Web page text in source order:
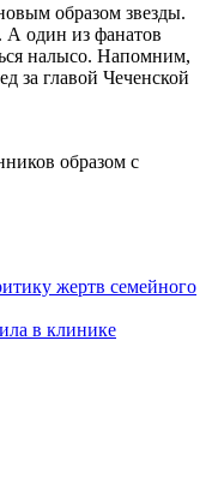
образом звезды.
один из фанатов
налысо. Напомним,
за главой Чеченской
жертв семейного
в клинике